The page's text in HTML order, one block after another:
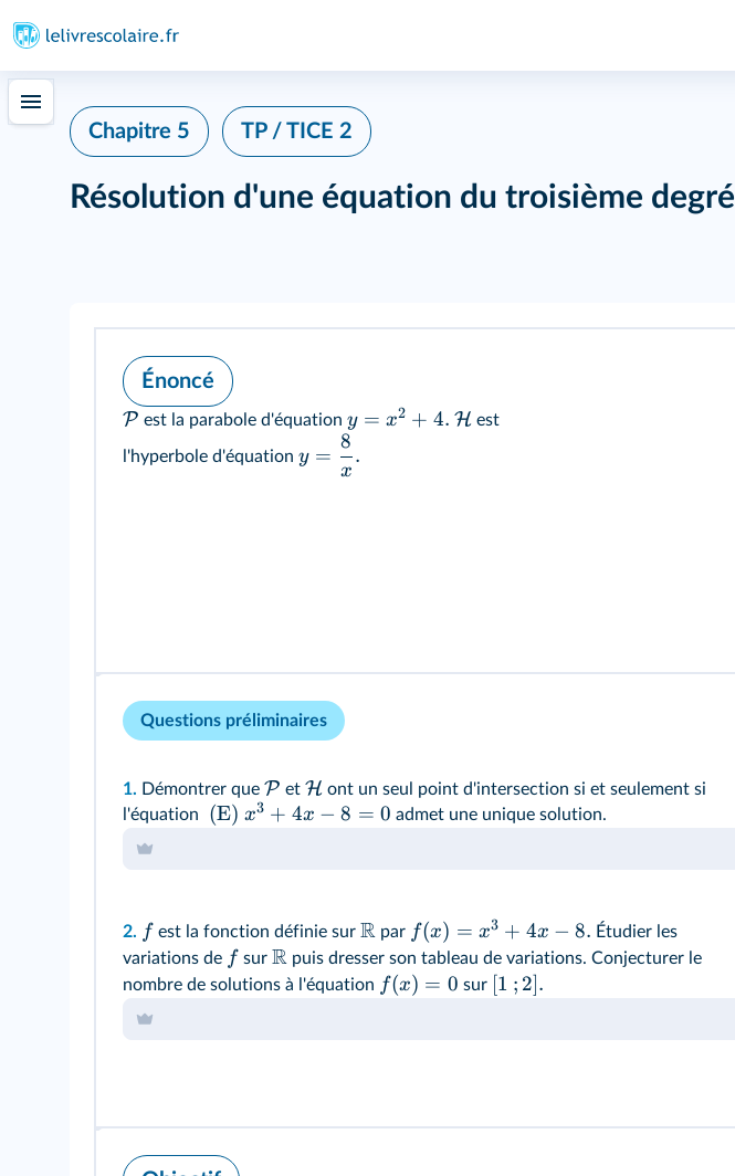
Chapitre 5 TP / TICE 2
Résolution d'une équation du troisième degré
Énoncé
P est la parabole d'équation y = x2 + 4. Hest
l'hyperbole d'équation y =
x
8
.
Questions préliminaires
1. Démontrer que P et Hont un seul point d'intersection si et seulement si
l'équation
(E) x3 + 4x − 8 = 0 admet une unique solution.
2. f est la fonction définie sur R par f(x) = x3 + 4x − 8. Étudier les
variations de f sur R puis dresser son tableau de variations. Conjecturer le
nombre de solutions à l'équation f(x) = 0 sur [1 ; 2].